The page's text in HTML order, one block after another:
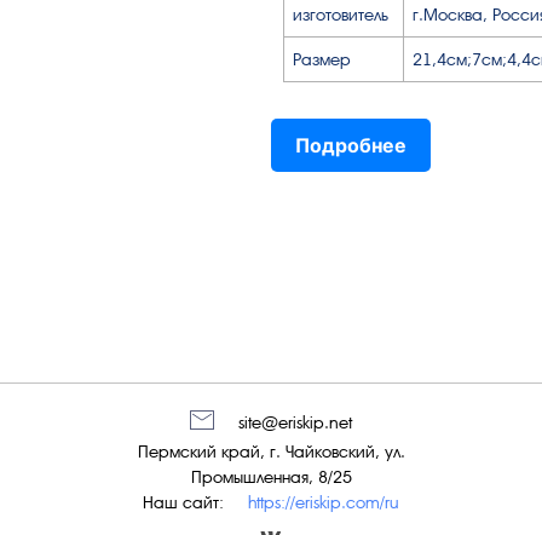
изготовитель
г.Москва,
Размер
Подробнее
Наш сайт: https://eriskip.com/ru
Пермский край, г. Чайковский, ул.
Промышленная, 8/25
site@eriskip.net